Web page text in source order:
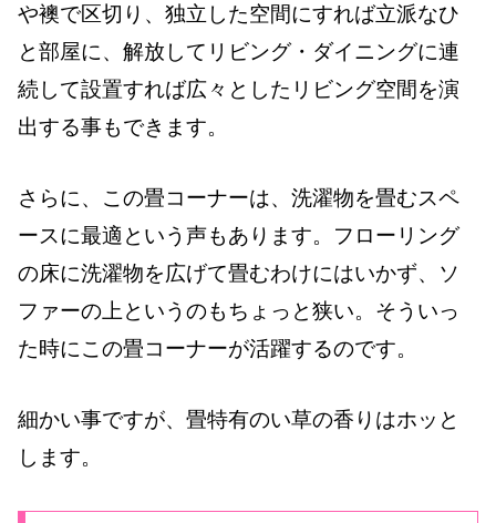
や襖で区切り、独立した空間にすれば立派なひ
と部屋に、解放してリビング・ダイニングに連
続して設置すれば広々としたリビング空間を演
出する事もできます。
さらに、この畳コーナーは、洗濯物を畳むスペ
ースに最適という声もあります。フローリング
の床に洗濯物を広げて畳むわけにはいかず、ソ
ファーの上というのもちょっと狭い。そういっ
た時にこの畳コーナーが活躍するのです。
細かい事ですが、畳特有のい草の香りはホッと
します。